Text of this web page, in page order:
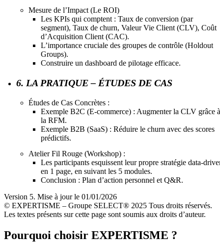
Mesure de l’Impact (Le ROI)
Les KPIs qui comptent : Taux de conversion (par
segment), Taux de churn, Valeur Vie Client (CLV), Coût
d’Acquisition Client (CAC).
L’importance cruciale des groupes de contrôle (Holdout
Groups).
Construire un dashboard de pilotage efficace.
6. LA PRATIQUE – ÉTUDES DE CAS
Études de Cas Concrètes :
Exemple B2C (E-commerce) : Augmenter la CLV grâce à
la RFM.
Exemple B2B (SaaS) : Réduire le churn avec des scores
prédictifs.
Atelier Fil Rouge (Workshop) :
Les participants esquissent leur propre stratégie data-
en 1 page, en suivant les 5 modules.
Conclusion : Plan d’action personnel et Q&R.
Version 5. Mise à jour le 01/01/2026
© EXPERTISME – Groupe SELECT® 2025 Tous droits réservés.
Les textes présents sur cette page sont soumis aux droits d’auteur.
Pourquoi choisir EXPERTISME ?